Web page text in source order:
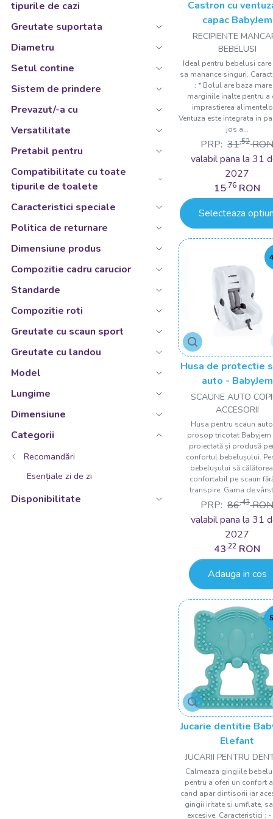
Minge
Paturica multifunctionala
Patut 3 in 1
Perna 3 in 1
Perna multifunctionala
Set lingurita si furculita
10 luni +
11 - 12 ani
12-24 luni
12-18 luni
12-36 luni
13 - 14 ani
18 luni +
+18 luni
18 luni
18-36 luni
Bleumarin
Bleumarine
Blush
Bordo
Burgundiu
Corai
Crem
Curcubeu
Ecru
Galben
Galben deschis
Galben/Gri/Roz/Verde
Gri
Gri albastrui
Gri cu dungi
Gri deschis
Kaki
tipurile de cazi
Greutate suportata
Diametru
Setul contine
Sistem de prindere
Prevazut/-a cu
Versatilitate
Pretabil pentru
Compatibilitate cu toate
tipurile de toalete
Caracteristici speciale
Politica de returnare
Dimensiune produs
Compozitie cadru carucior
Standarde
Compozitie roti
Greutate cu scaun sport
Greutate cu landou
Model
Lungime
Dimensiune
Categorii
Recomandări
Esențiale zi de zi
Disponibilitate
Castron cu
capac BabyJem
RECIPIENTE
BEBELUSI
Ideal pentru bebelusi care
sa manance singuri.
: * Bolul are baza
marginile inalte pentru a
imprastierea
Ventuza este integrata in
jos a...
PRP: 31,52
valabil pana la 31
2027
15,76 RON
Selecteaza
Husa de protectie
auto - BabyJem
SCAUNE AUTO
ACCESORII
Husa pentru scaun
prosop tricotat Babyjem
proiectată și produsă
confortul bebelușului.
bebelușului să
confortabil pe scaun
transpire. Gama de
PRP: 86,43
valabil pana la 31
2027
43,22 RON
Adauga in cos
Jucarie dentitie
Elefant
JUCARII PENTRU
Calmeaza gingiile
pentru a oferi un confort
cand apar dintisorii iar
gingii iritate si umflate,
excesive. Caracteristici : -